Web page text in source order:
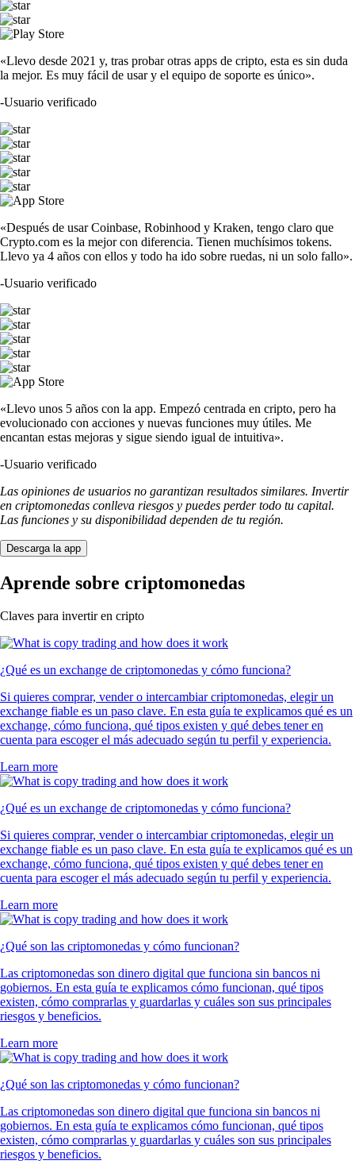
«Llevo desde 2021 y, tras probar otras apps de cripto, esta es sin duda
la mejor. Es muy fácil de usar y el equipo de soporte es único».
-Usuario verificado
«Después de usar Coinbase, Robinhood y Kraken, tengo claro que
Crypto.com es la mejor con diferencia. Tienen muchísimos tokens.
Llevo ya 4 años con ellos y todo ha ido sobre ruedas, ni un solo fallo».
-Usuario verificado
«Llevo unos 5 años con la app. Empezó centrada en cripto, pero ha
evolucionado con acciones y nuevas funciones muy útiles. Me
encantan estas mejoras y sigue siendo igual de intuitiva».
-Usuario verificado
Las opiniones de usuarios no garantizan resultados similares. Invertir
en criptomonedas conlleva riesgos y puedes perder todo tu capital.
Las funciones y su disponibilidad dependen de tu región.
Descarga la app
Aprende sobre criptomonedas
Claves para invertir en cripto
¿Qué es un exchange de criptomonedas y cómo funciona?
Si quieres comprar, vender o intercambiar criptomonedas, elegir un
exchange fiable es un paso clave. En esta guía te explicamos qué es un
exchange, cómo funciona, qué tipos existen y qué debes tener en
cuenta para escoger el más adecuado según tu perfil y experiencia.
Learn more
¿Qué es un exchange de criptomonedas y cómo funciona?
Si quieres comprar, vender o intercambiar criptomonedas, elegir un
exchange fiable es un paso clave. En esta guía te explicamos qué es un
exchange, cómo funciona, qué tipos existen y qué debes tener en
cuenta para escoger el más adecuado según tu perfil y experiencia.
Learn more
¿Qué son las criptomonedas y cómo funcionan?
Las criptomonedas son dinero digital que funciona sin bancos ni
gobiernos. En esta guía te explicamos cómo funcionan, qué tipos
existen, cómo comprarlas y guardarlas y cuáles son sus principales
riesgos y beneficios.
Learn more
¿Qué son las criptomonedas y cómo funcionan?
Las criptomonedas son dinero digital que funciona sin bancos ni
gobiernos. En esta guía te explicamos cómo funcionan, qué tipos
existen, cómo comprarlas y guardarlas y cuáles son sus principales
riesgos y beneficios.